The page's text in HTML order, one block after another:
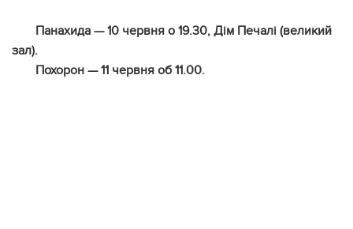
Панахида — 10 червня о 19.30, Дім Печалі (великий
зал).
Похорон — 11 червня об 11.00.